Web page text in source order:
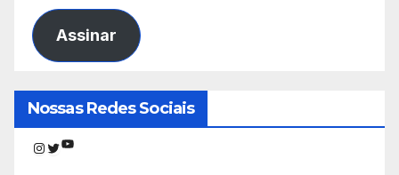
Assinar
Nossas Redes Sociais
Instagram
Twitter
Youtube